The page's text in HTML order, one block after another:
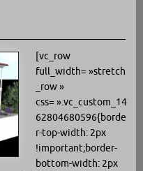
[vc_row
full_width= »stretch
_row »
css= ».vc_custom_14
62804680596{borde
r-top-width: 2px
!important;border-
bottom-width: 2px